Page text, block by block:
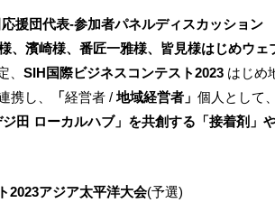
援団代表-参加者パネルディスカッション
、濱崎様、番匠一雅様、皆見様はじめウェ
SIH国際ビジネスコンテスト2023 はじめ
携し、
「経営者 /地域経営者」 個人として
ジ田 ローカルハブ」を共創する「接着剤」
2023アジア太平洋大会(予選)